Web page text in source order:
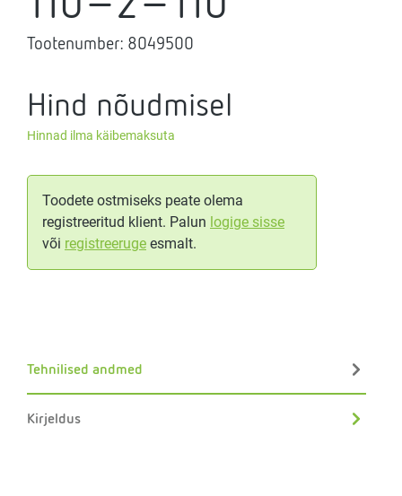
Tootenumber: 8049500
Hind nõudmisel
Hinnad ilma käibemaksuta
Toodete ostmiseks peate olema
registreeritud klient. Palun logige sisse
või registreeruge esmalt.
Tehnilised andmed
Kirjeldus